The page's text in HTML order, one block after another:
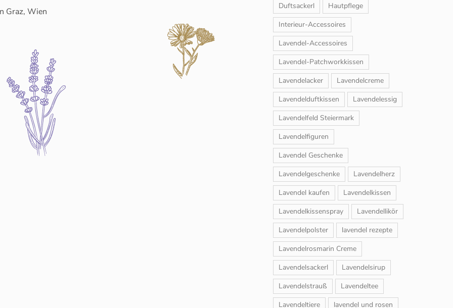
Graz, Wien
Duftsackerl
Hautpflege
Interieur-Accessoires
Lavendel-Accessoires
Lavendel-Patchworkkissen
Lavendelacker
Lavendelcreme
Lavendelduftkissen
Lavendelessig
Lavendelfeld Steiermark
Lavendelfiguren
Lavendel Geschenke
Lavendelgeschenke
Lavendelherz
Lavendel kaufen
Lavendelkissen
Lavendelkissenspray
Lavendellikör
Lavendelpolster
lavendel rezepte
Lavendelrosmarin Creme
Lavendelsackerl
Lavendelsirup
Lavendelstrauß
Lavendeltee
Lavendeltiere
lavendel und rosen